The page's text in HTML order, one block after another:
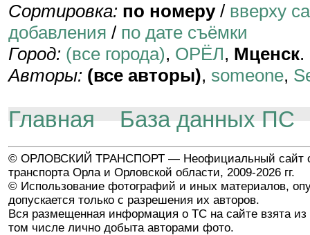
Сортировка: по номеру/ вверху
добавления / по дате съёмки
Город: (все города), ОРЁЛ, Мценск.
Авторы: (все авторы), someone,
Главная База данных ПС
© ОРЛОВСКИЙ ТРАНСПОРТ — Неофициальный сайт
транспорта Орла и Орловской области, 2009-2026 гг.
© Использование фотографий и иных материалов,
допускается только с разрешения их авторов.
Вся размещенная информация о ТС на сайте взята из
том числе лично добыта авторами фото.